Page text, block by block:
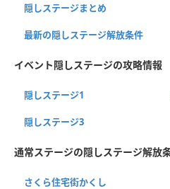
隠しステージまとめ
最新の隠しステージ解放条件
イベント隠しステージの攻略情報
隠しステージ1
隠しステージ3
通常ステージの隠しステージ解放
さくら住宅街かくし